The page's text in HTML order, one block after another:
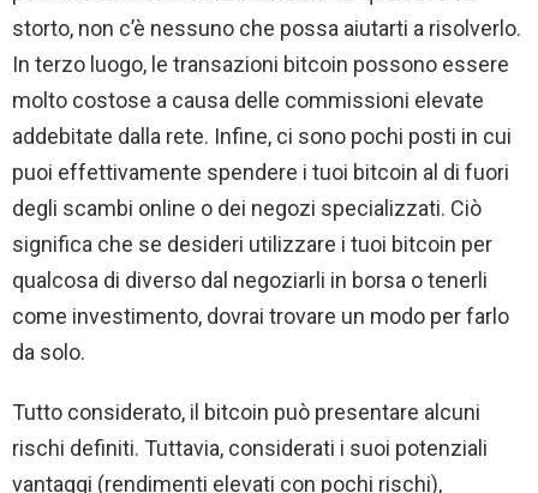
storto, non c’è nessuno che possa aiutarti a risolverlo.
In terzo luogo, le transazioni bitcoin possono essere
molto costose a causa delle commissioni elevate
addebitate dalla rete. Infine, ci sono pochi posti in cui
puoi effettivamente spendere i tuoi bitcoin al di fuori
degli scambi online o dei negozi specializzati. Ciò
significa che se desideri utilizzare i tuoi bitcoin per
qualcosa di diverso dal negoziarli in borsa o tenerli
come investimento, dovrai trovare un modo per farlo
da solo.
Tutto considerato, il bitcoin può presentare alcuni
rischi definiti. Tuttavia, considerati i suoi potenziali
vantaggi (rendimenti elevati con pochi rischi),